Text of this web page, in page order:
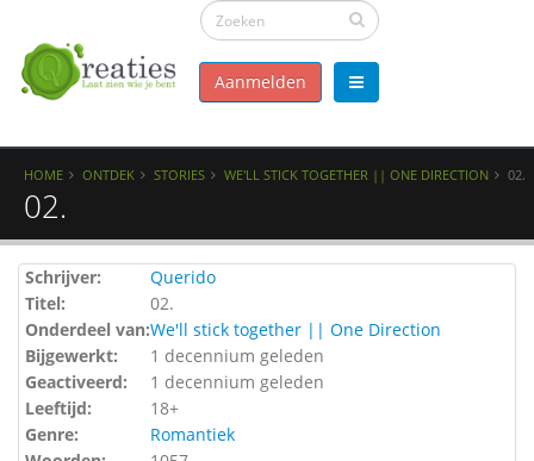
Aanmelden
HOME ONTDEK STORIES WE'LL STICK TOGETHER || ONE DIRECTION 02.
02.
Schrijver:
Querido
Titel:
02.
Onderdeel van:We'll stick together || One Direction
Bijgewerkt:
1 decennium geleden
Geactiveerd:
1 decennium geleden
Leeftijd:
18+
Genre:
Romantiek